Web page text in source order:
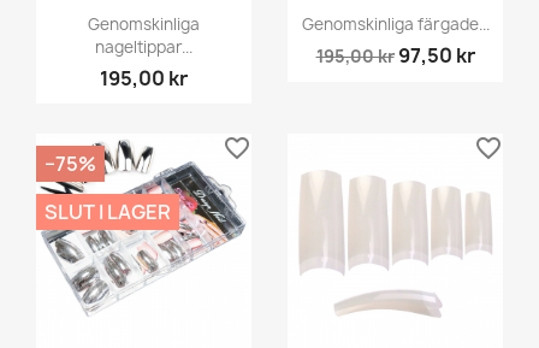
Genomskinliga
nageltippar...
195,00 kr
Genomskinliga färgade...
195,00 kr 97,50 kr
−75%
SLUT I LAGER
favorite_border favorite_border